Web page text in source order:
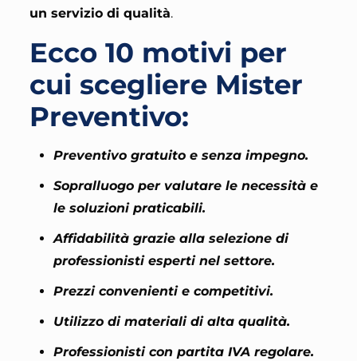
un servizio di qualità.
Ecco 10 motivi per
cui scegliere Mister
Preventivo:
Preventivo gratuito e senza impegno.
Sopralluogo per valutare le necessità e
le soluzioni praticabili.
Affidabilità grazie alla selezione di
professionisti esperti nel settore.
Prezzi convenienti e competitivi.
Utilizzo di materiali di alta qualità.
Professionisti con partita IVA regolare.